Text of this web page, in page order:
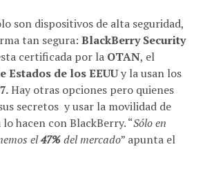
son dispositivos de alta seguridad,
tan segura: BlackBerry Security
certificada por la OTAN, el
Estados de los EEUUy la usan los
Hay otras opciones pero quienes
secretos y usar la movilidad de
hacen con BlackBerry. “Sólo en
el47%del mercado” apunta el